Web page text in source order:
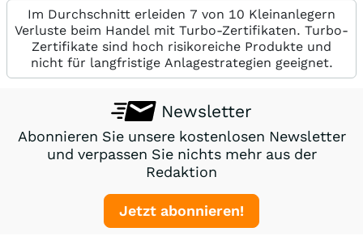
Im Durchschnitt erleiden 7 von 10 Kleinanlegern
Verluste beim Handel mit Turbo-Zertifikaten. Turbo-
Zertifikate sind hoch risikoreiche Produkte und
nicht für langfristige Anlagestrategien geeignet.
Newsletter
Abonnieren Sie unsere kostenlosen Newsletter
und verpassen Sie nichts mehr aus der
Redaktion
Jetzt abonnieren!